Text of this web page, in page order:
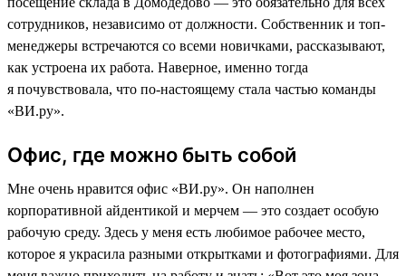
сотрудников, независимо от должности. Собственник и топ-
менеджеры встречаются со всеми новичками, рассказывают,
как устроена их работа. Наверное, именно тогда
я почувствовала, что по-настоящему стала частью команды
«ВИ.ру».
Офис, где можно быть собой
Мне очень нравится офис «ВИ.ру». Он наполнен
корпоративной айдентикой и мерчем — это создает особую
рабочую среду. Здесь у меня есть любимое рабочее место,
которое я украсила разными открытками и фотографиями. Для